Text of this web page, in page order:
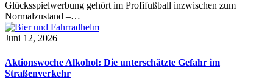
Glücksspielwerbung gehört im Profifußball inzwischen zum
Normalzustand –…
Juni 12, 2026
Aktionswoche Alkohol: Die unterschätzte Gefahr im
Straßenverkehr